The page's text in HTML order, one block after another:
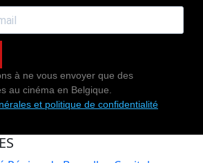
à ne vous envoyer que des
au cinéma en Belgique.
et politique de confidentialité